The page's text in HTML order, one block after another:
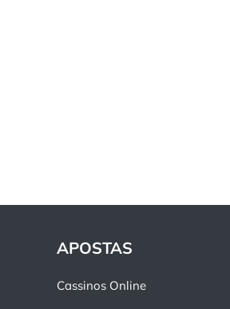
APOSTAS
Cassinos Online